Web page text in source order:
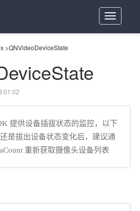
Toggle
navigation
>QNVideoDeviceState
提供设备插拔状态的监控，以下
是拔出设备状态变化后，建议通
重新获取摄像头设备列表